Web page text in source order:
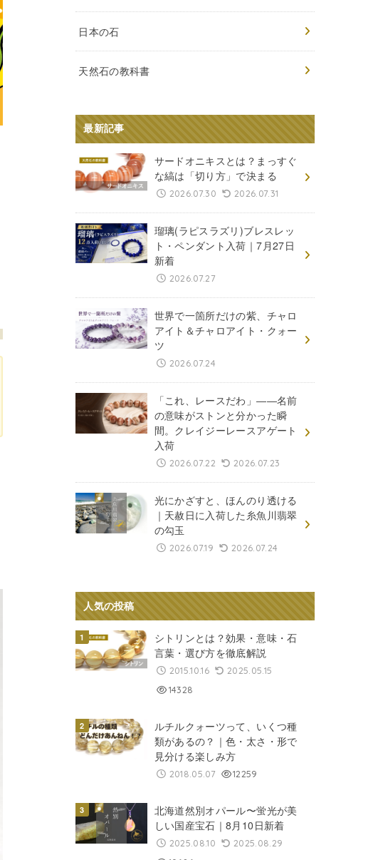
日本の石
天然石の教科書
最新記事
サードオニキスとは？まっすぐ
な縞は「切り方」で決まる
2026.07.30 2026.07.31
瑠璃(ラピスラズリ)ブレスレッ
ト・ペンダント入荷｜7月27日
新着
2026.07.27
世界で一箇所だけの紫、チャロ
アイト＆チャロアイト・クォー
ツ
2026.07.24
「これ、レースだわ」――名前
の意味がストンと分かった瞬
間。クレイジーレースアゲート
入荷
2026.07.22 2026.07.23
光にかざすと、ほんのり透ける
｜天赦日に入荷した糸魚川翡翠
の勾玉
2026.07.19 2026.07.24
人気の投稿
シトリンとは？効果・意味・石
言葉・選び方を徹底解説
2015.10.16
2025.05.15
14328
ルチルクォーツって、いくつ種
類があるの？｜色・太さ・形で
見分ける楽しみ方
2018.05.07 12259
北海道然別オパール〜蛍光が美
しい国産宝石｜8月10日新着
2025.08.10
2025.08.29